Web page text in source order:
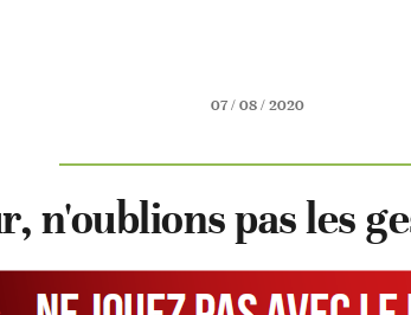
07 / 08 / 2020
n'oublions pas les